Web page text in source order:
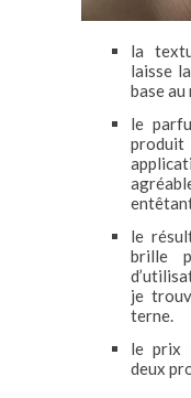
la
laisse
base
le
le
brille
je
terne.
le prix
deux